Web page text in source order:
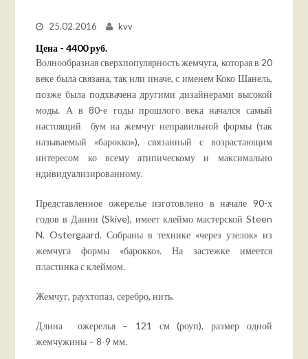
25.02.2016 kvv
Цена - 4400 руб.
Волнообразная сверхпопулярность жемчуга, которая в 20
веке была связана, так или иначе, с именем Коко Шанель,
позже была подхвачена другими дизайнерами высокой
моды. А в 80-е годы прошлого века начался самый
настоящий бум на жемчуг неправильной формы (так
называемый «барокко»), связанный с возрастающим
интересом ко всему атипическому и максимально
ндивидуализированному.
Представленное ожерелье изготовлено в начале 90-х
годов в Дании (Skive), имеет клеймо мастерской Steen
N. Ostergaard. Собраны в технике «через узелок» из
жемчуга формы «барокко». На застежке имеется
пластинка с клеймом.
Жемчуг, раухтопаз, серебро, нить.
Длина ожерелья – 121 см (роуп), размер одной
жемчужины – 8-9 мм.